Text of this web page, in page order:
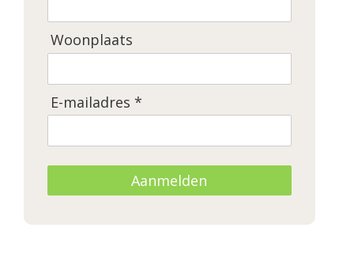
Woonplaats
E-mailadres *
Aanmelden